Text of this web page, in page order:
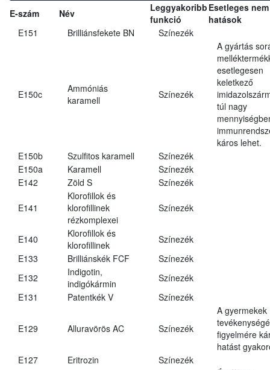
E-szám Név
Leggyakoribb
funkció
Esetleges
hatások
E151
Brilliánsfekete BN Színezék
E150c
Ammóniás
karamell
Színezék
A gyártás
esetlegesen
keletkező
túl nagy
káros lehet.
E150b
Szulfitos karamell
Színezék
E150a
Karamell
Színezék
E142
Zöld S Színezék
E141
Klorofillok és
klorofillinek
rézkomplexei
Színezék
E140
Klorofillok és
klorofillinek
Színezék
E133
Brilliánskék FCF
Színezék
E132
Indigotin,
indigókármin
Színezék
E131
Patentkék V Színezék
E129 Alluravörös AC Színezék
A gyermekek
figyelmére
hatást
E127
Eritrozin Színezék